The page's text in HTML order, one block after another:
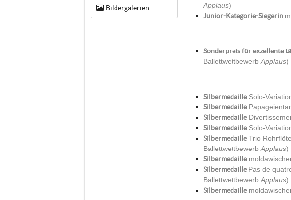
Bildergalerien
Applaus)
Junior-Kategorie-Siegerin
Sonderpreis für exzellente
Ballettwettbewerb Applaus)
SilbermedailleSolo-
Silbermedaille
Silbermedaille
SilbermedailleSolo-
SilbermedailleTrio
Ballettwettbewerb Applaus)
Silbermedaille
SilbermedaillePas de
Ballettwettbewerb Applaus)
Silbermedaille